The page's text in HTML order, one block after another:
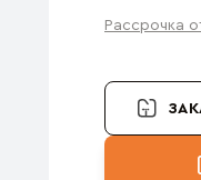
Рассрочка